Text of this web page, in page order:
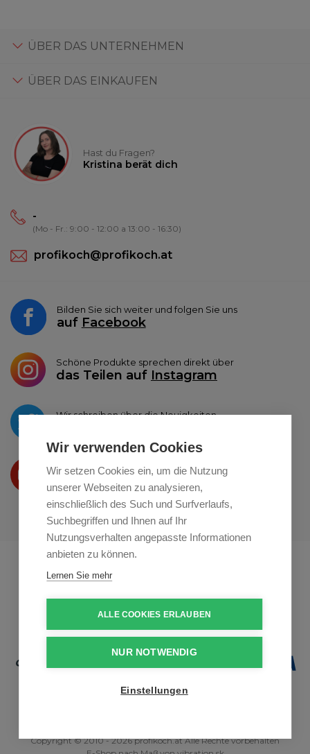
Wir verwenden Cookies
Wir setzen Cookies ein, um die Nutzung
unserer Webseiten zu analysieren,
einschließlich des Such und Surfverlaufs,
Suchbegriffen und Ihnen auf Ihr
Nutzungsverhalten angepasste Informationen
anbieten zu können.
Lernen Sie mehr
ALLE COOKIES ERLAUBEN
NUR NOTWENDIG
Einstellungen
ÜBER DAS UNTERNEHMEN
ÜBER DAS EINKAUFEN
Hast du Fragen?
Kristina berät dich
-
(Mo - Fr.: 9:00 - 12:00 a 13:00 - 16:30)
profikoch@profikoch.at
Bilden Sie sich weiter und folgen Sie uns
auf Facebook
Schöne Produkte sprechen direkt über
das Teilen auf Instagram
Wir schreiben über die Neuigkeiten
Wir präsentieren Ihre produkte
Youtube
Profikuchar.sk
Copyright © 2010 - 2026 profikoch.at Alle Rechte vorbehalten